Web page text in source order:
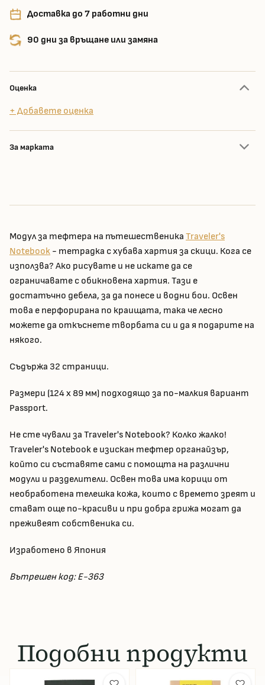
Доставка до 7 работни дни
90 дни за връщане или замяна
Оценка
+ Добавете оценка
За марката
Модул за тефтера на пътешественика Traveler's
Notebook - тетрадка с хубава хартия за скици. Кога се
използва? Ако рисувате и не искате да се
ограничавате с обикновена хартия. Тази е
достатъчно дебела, за да понесе и водни бои. Освен
това е перфорирана по краищата, така че лесно
можете да откъснете творбата си и да я подарите на
някого.
Съдържа 32 страници.
Размери (124 x 89 мм) подходящо за по-малкия вариант
Passport.
Не сте чували за Traveler's Notebook? Колко жалко!
Traveler's Notebook е изискан тефтер органайзър,
който си съставяте сами с помощта на различни
модули и разделители. Освен това има корици от
необработена телешка кожа, които с времето зреят и
стават още по-красиви и при добра грижа могат да
преживеят собственика си.
Изработено в Япония
Вътрешен код: E-363
Подобни продукти